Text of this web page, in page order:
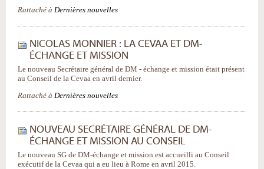
Rattaché à Dernières nouvelles
NICOLAS MONNIER : LA CEVAA ET DM-
ÉCHANGE ET MISSION
Le nouveau Secrétaire général de DM - échange et mission était présent
au Conseil de la Cevaa en avril dernier.
Rattaché à Dernières nouvelles
NOUVEAU SECRÉTAIRE GÉNÉRAL DE DM-
ÉCHANGE ET MISSION AU CONSEIL
Le nouveau SG de DM-échange et mission est accueilli au Conseil
exécutif de la Cevaa qui a eu lieu à Rome en avril 2015.